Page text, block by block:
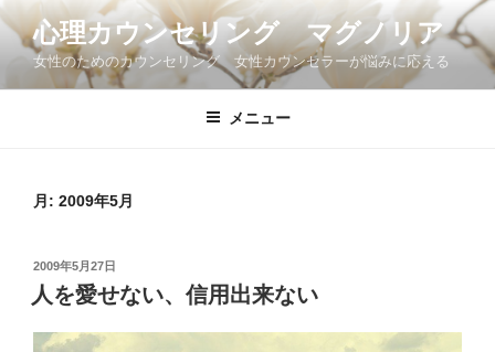
コ
ン
ン
心理カウンセリング マグノリア
女性のためのカウンセリング 女性カウンセラーが悩みに応える
メニュー
月: 2009年5月
投
稿
日:
2009年5月27日
人を愛せない、信用出来ない